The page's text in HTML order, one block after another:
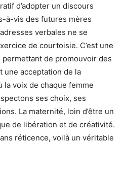
d’adopter un discours
à-vis des futures mères
verbales ne se
de courtoisie. C’est une
de promouvoir des
une acceptation de la
la voix de chaque femme
ses choix, ses
La maternité, loin d’être un
de libération et de créativité.
réticence, voilà un véritable